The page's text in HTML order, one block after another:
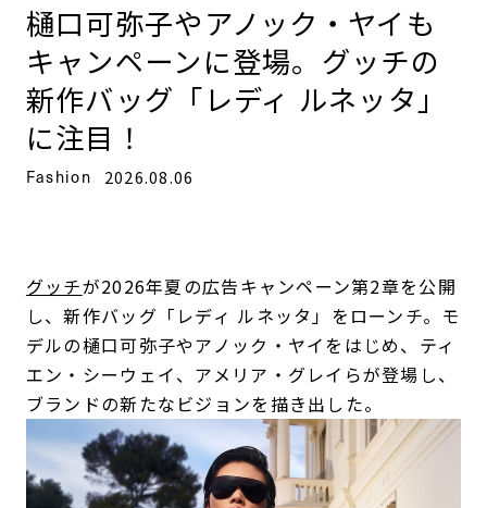
樋口可弥子やアノック・ヤイも
キャンペーンに登場。グッチの
新作バッグ「レディ ルネッタ」
に注目！
Fashion 2026.08.06
グッチが2026年夏の広告キャンペーン第2章を公開
し、新作バッグ「レディ ルネッタ」をローンチ。モ
デルの樋口可弥子やアノック・ヤイをはじめ、ティ
エン・シーウェイ、アメリア・グレイらが登場し、
ブランドの新たなビジョンを描き出した。